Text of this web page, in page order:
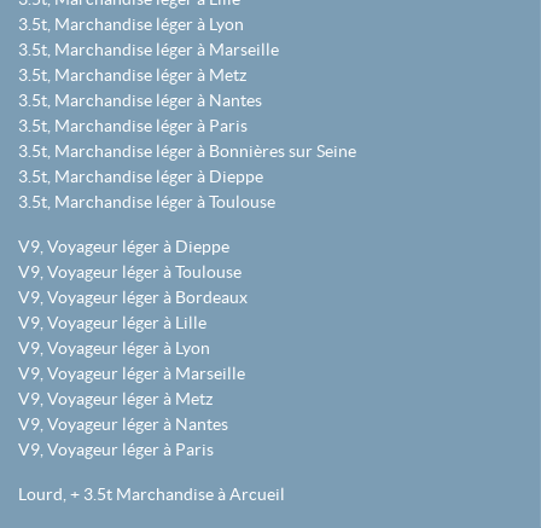
3.5t, Marchandise léger à Lyon
3.5t, Marchandise léger à Marseille
3.5t, Marchandise léger à Metz
3.5t, Marchandise léger à Nantes
3.5t, Marchandise léger à Paris
3.5t, Marchandise léger à Bonnières sur Seine
3.5t, Marchandise léger à Dieppe
3.5t, Marchandise léger à Toulouse
V9, Voyageur léger à Dieppe
V9, Voyageur léger à Toulouse
V9, Voyageur léger à Bordeaux
V9, Voyageur léger à Lille
V9, Voyageur léger à Lyon
V9, Voyageur léger à Marseille
V9, Voyageur léger à Metz
V9, Voyageur léger à Nantes
V9, Voyageur léger à Paris
Lourd, + 3.5t Marchandise à Arcueil